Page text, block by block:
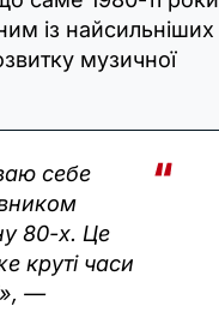
із найсильніших
музичної
себе
80-х. Це
круті часи
—